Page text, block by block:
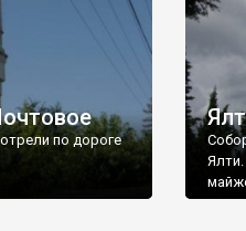
по дороге
Ялти.